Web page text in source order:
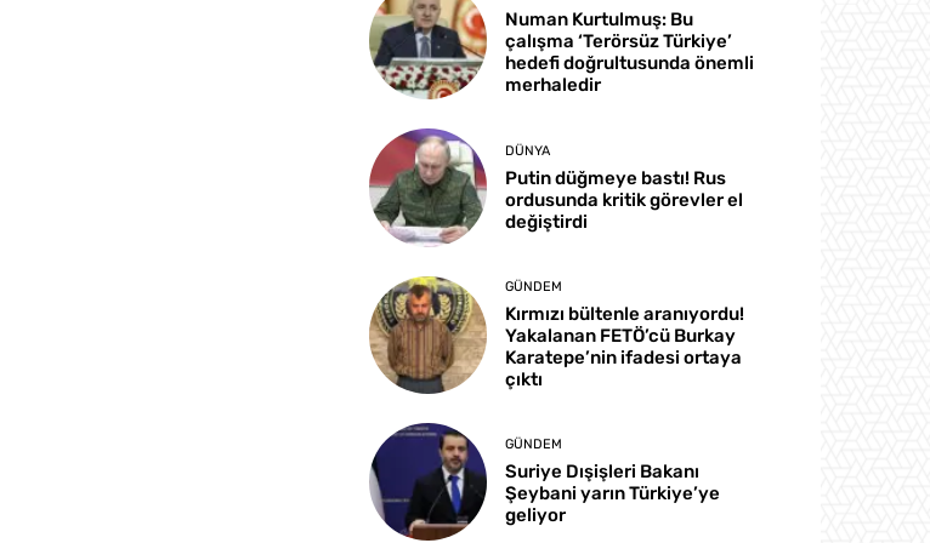
Numan Kurtulmuş: Bu
çalışma ‘Terörsüz Türkiye’
hedefi doğrultusunda önemli
merhaledir
DÜNYA
Putin düğmeye bastı! Rus
ordusunda kritik görevler el
değiştirdi
GÜNDEM
Kırmızı bültenle aranıyordu!
Yakalanan FETÖ’cü Burkay
Karatepe’nin ifadesi ortaya
çıktı
GÜNDEM
Suriye Dışişleri Bakanı
Şeybani yarın Türkiye’ye
geliyor